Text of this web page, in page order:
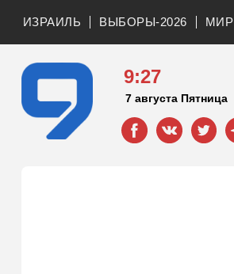
ИЗРАИЛЬ ВЫБОРЫ-2026 МИР
9:27
7 августа Пятница